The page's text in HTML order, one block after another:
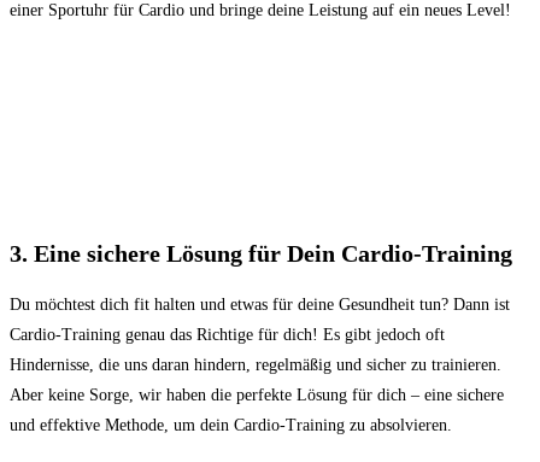
einer Sportuhr für⁢ Cardio und bringe deine Leistung auf ein neues Level!
3. Eine sichere Lösung für Dein Cardio-Training
Du möchtest dich fit halten und etwas für deine‍ Gesundheit tun? Dann ist
Cardio-Training genau das Richtige für dich! Es gibt jedoch oft
Hindernisse, die uns daran hindern,⁤ regelmäßig und sicher zu trainieren.
Aber keine Sorge, wir haben ⁤die perfekte⁣ Lösung für dich ​– eine ‍sichere
und effektive Methode, um dein Cardio-Training zu absolvieren.